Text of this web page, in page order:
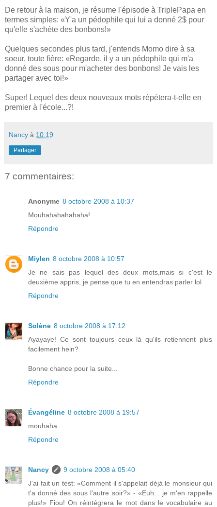
De retour à la maison, je résume l'épisode à TriplePapa en
termes simples: «Y'a un pédophile qui lui a donné 2$ pour
qu'elle s'achète des bonbons!»
Quelques secondes plus tard, j'entends Momo dire à sa
soeur, toute fière: «Regarde, il y a un pédophile qui m'a
donné des sous pour m'acheter des bonbons! Je vais les
partager avec toi!»
Super! Lequel des deux nouveaux mots répètera-t-elle en
premier à l'école...?!
Nancy à 10:19
Partager
7 commentaires:
Anonyme 8 octobre 2008 à 10:37
Mouhahahahahaha!
Répondre
Miylen 8 octobre 2008 à 10:57
Je ne sais pas lequel des deux mots,mais si c'est le
deuxième appris, je pense que tu en entendras parler lol
Répondre
Solène 8 octobre 2008 à 17:12
Ayayaye! Ce sont toujours ceux là qu'ils retiennent plus
facilement hein?
Bonne chance pour la suite...
Répondre
Évangéline 8 octobre 2008 à 19:57
mouhaha
Répondre
Nancy
9 octobre 2008 à 05:40
J'ai fait un test: «Comment il s'appelait déjà le monsieur qui
t'a donné des sous l'autre soir?» - «Euh... je m'en rappelle
plus!» Fiou! On réintégrera le mot dans le vocabulaire au